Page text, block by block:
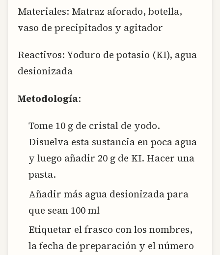
Materiales: Matraz aforado, botella,
vaso de precipitados y agitador
Reactivos: Yoduro de potasio (KI), agua
desionizada
Metodología:
Tome 10 g de cristal de yodo.
Disuelva esta sustancia en poca agua
y luego añadir 20 g de KI. Hacer una
pasta.
Añadir más agua desionizada para
que sean 100 ml
Etiquetar el frasco con los nombres,
la fecha de preparación y el número